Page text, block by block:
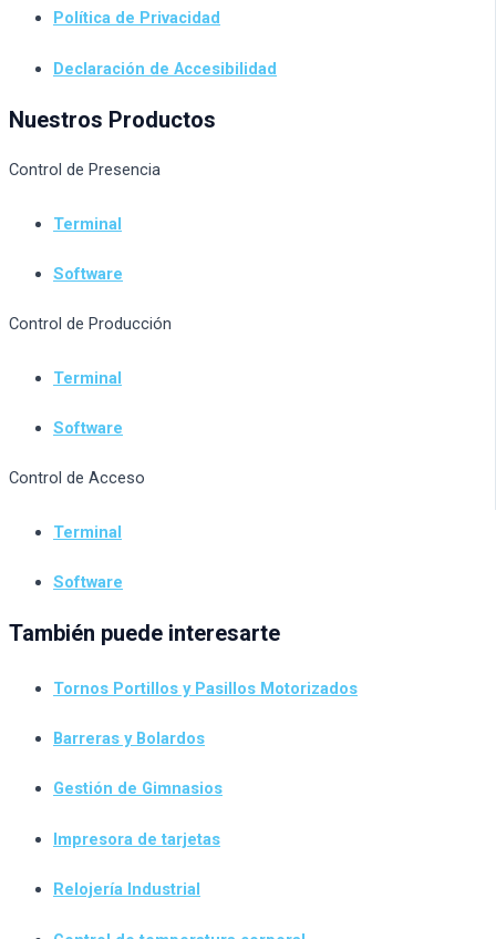
Política de Privacidad
Declaración de Accesibilidad
Nuestros Productos
Control de Presencia
Terminal
Software
Control de Producción
Terminal
Software
Control de Acceso
Terminal
Software
También puede interesarte
Tornos Portillos y Pasillos Motorizados
Barreras y Bolardos
Gestión de Gimnasios
Impresora de tarjetas
Relojería Industrial